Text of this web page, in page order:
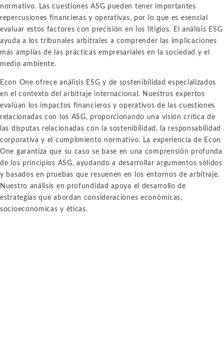
normativo. Las cuestiones ASG pueden tener importantes
repercusiones financieras y operativas, por lo que es esencial
evaluar estos factores con precisión en los litigios. El análisis ESG
ayuda a los tribunales arbitrales a comprender las implicaciones
más amplias de las prácticas empresariales en la sociedad y el
medio ambiente.
Econ One ofrece análisis ESG y de sostenibilidad especializados
en el contexto del arbitraje internacional. Nuestros expertos
evalúan los impactos financieros y operativos de las cuestiones
relacionadas con los ASG, proporcionando una visión crítica de
las disputas relacionadas con la sostenibilidad, la responsabilidad
corporativa y el cumplimiento normativo. La experiencia de Econ
One garantiza que su caso se base en una comprensión profunda
de los principios ASG, ayudando a desarrollar argumentos sólidos
y basados en pruebas que resuenen en los entornos de arbitraje.
Nuestro análisis en profundidad apoya el desarrollo de
estrategias que abordan consideraciones económicas,
socioeconómicas y éticas.